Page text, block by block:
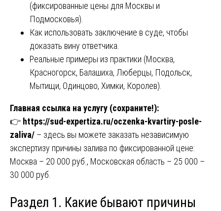
(фиксированные цены для Москвы и
Подмосковья).
Как использовать заключение в суде, чтобы
доказать вину ответчика.
Реальные примеры из практики (Москва,
Красногорск, Балашиха, Люберцы, Подольск,
Мытищи, Одинцово, Химки, Королев).
Главная ссылка на услугу (сохраните!):
👉 https://sud-expertiza.ru/oczenka-kvartiry-posle-
zaliva/ – здесь вы можете заказать независимую
экспертизу причины залива по фиксированной цене:
Москва – 20 000 руб., Московская область – 25 000 –
30 000 руб.
Раздел 1. Какие бывают причины